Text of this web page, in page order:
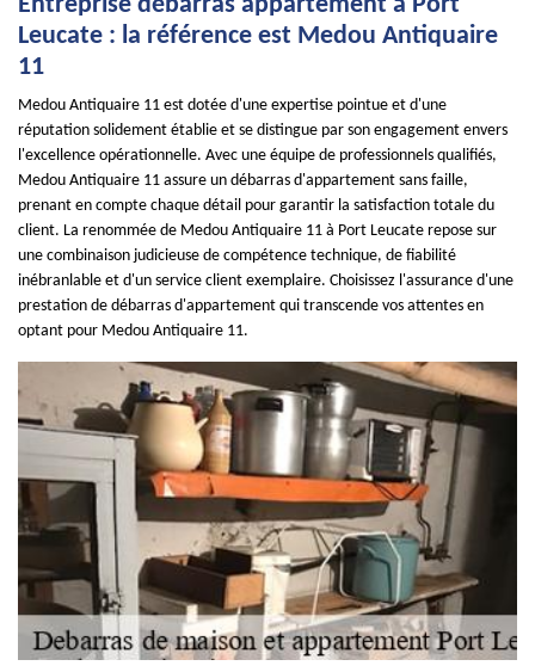
Leucate : la référence est Medou Antiquaire
11
Medou Antiquaire 11 est dotée d'une expertise pointue et d'une
réputation solidement établie et se distingue par son engagement envers
l'excellence opérationnelle. Avec une équipe de professionnels qualifiés,
Medou Antiquaire 11 assure un débarras d'appartement sans faille,
prenant en compte chaque détail pour garantir la satisfaction totale du
client. La renommée de Medou Antiquaire 11 à Port Leucate repose sur
une combinaison judicieuse de compétence technique, de fiabilité
inébranlable et d'un service client exemplaire. Choisissez l'assurance d'une
prestation de débarras d'appartement qui transcende vos attentes en
optant pour Medou Antiquaire 11.